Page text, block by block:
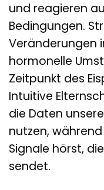
und reagieren
Bedingungen.
Veränderungen
hormonelle
Zeitpunkt des
Intuitive
die Daten
nutzen,
Signale hörst,
sendet.